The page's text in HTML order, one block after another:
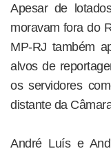
Apesar de
moravam fora do
MP-RJ também
alvos de
os servidores
distante da
André Luís e